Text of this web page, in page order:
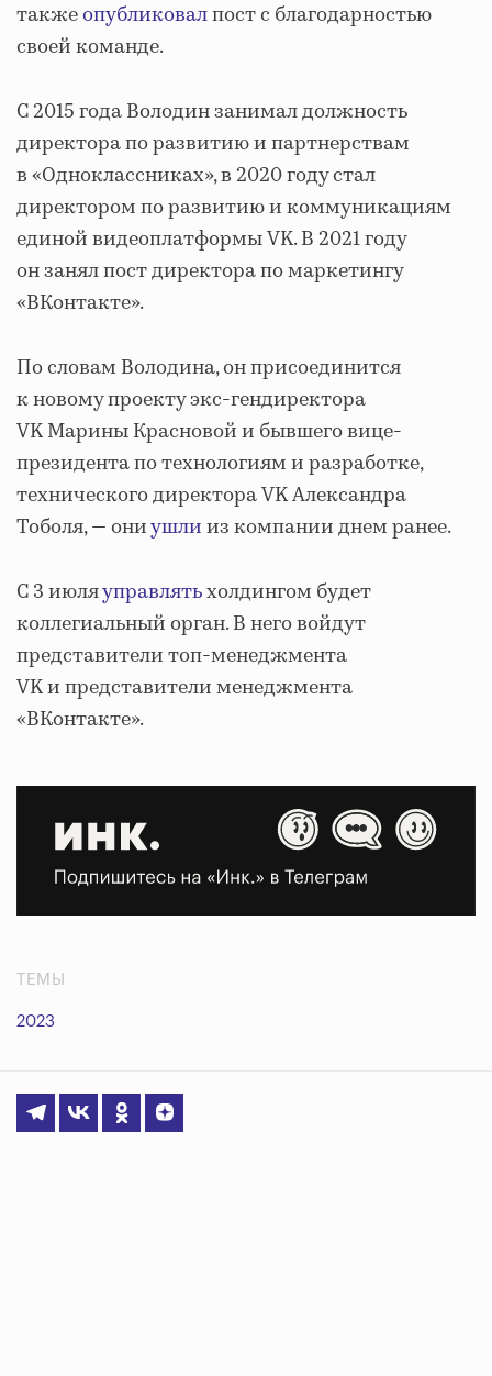
такжеопубликовалпост с благодарностью
своей команде.
С 2015 года Володин занимал должность
директора по развитию и партнерствам
в «Одноклассниках», в 2020 году стал
директором по развитию и коммуникациям
единой видеоплатформы VK. В 2021 году
он занял пост директора по маркетингу
«ВКонтакте».
По словам Володина, он присоединится
к новому проекту экс-гендиректора
VK Марины Красновой и бывшего вице-
президента по технологиям и разработке,
технического директора VK Александра
Тоболя, — ониушлииз компании днем ранее.
С 3 июляуправлятьхолдингом будет
коллегиальный орган. В него войдут
представители топ-менеджмента
VK и представители менеджмента
«ВКонтакте».
ТЕМЫ
2023